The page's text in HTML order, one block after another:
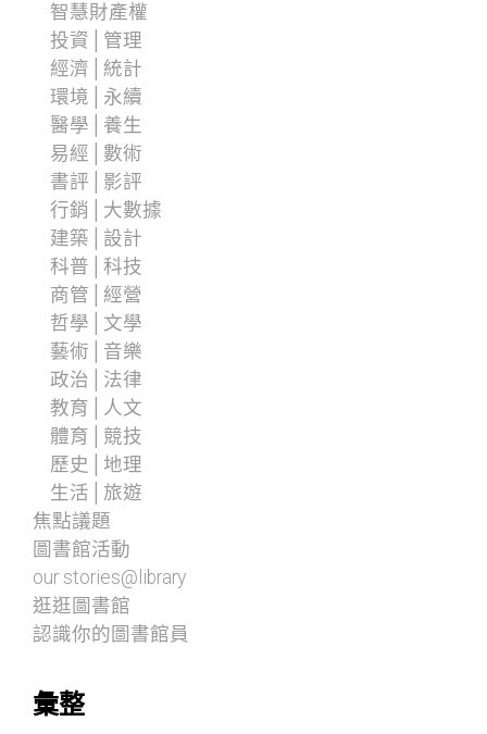
智慧財產權
投資│管理
經濟│統計
環境│永續
醫學│養生
易經│數術
書評│影評
行銷│大數據
建築│設計
科普│科技
商管│經營
哲學│文學
藝術│音樂
政治│法律
教育│人文
體育│競技
歷史│地理
生活│旅遊
焦點議題
圖書館活動
our stories@library
逛逛圖書館
認識你的圖書館員
彙整